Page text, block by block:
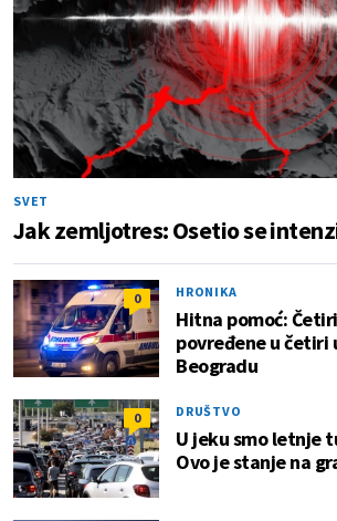
SVET
Jak zemljotres: Osetio se
0 HRONIKA
Hitna pomoć:
povređene u četiri
Beogradu
0 DRUŠTVO
U jeku smo letnje
Ovo je stanje na